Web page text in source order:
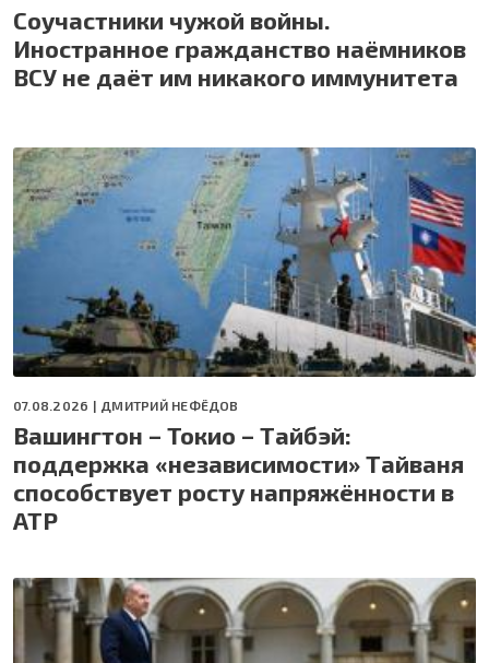
Соучастники чужой войны.
Иностранное гражданство наёмников
ВСУ не даёт им никакого иммунитета
07.08.2026 | ДМИТРИЙ НЕФЁДОВ
Вашингтон – Токио – Тайбэй:
поддержка «независимости» Тайваня
способствует росту напряжённости в
АТР